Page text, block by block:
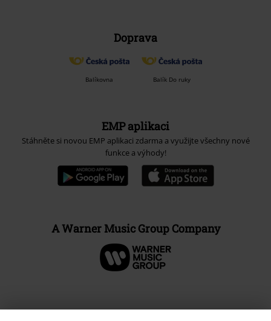
Doprava
Balíkovna Balík Do ruky
EMP aplikaci
Stáhněte si novou EMP aplikaci zdarma a využijte všechny nové
funkce a výhody!
A Warner Music Group Company